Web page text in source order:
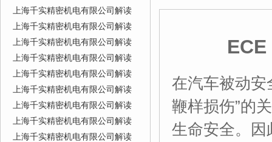
上海千实精密机电有限公司解读
上海千实精密机电有限公司解读
上海千实精密机电有限公司解读
上海千实精密机电有限公司解读
上海千实精密机电有限公司解读
上海千实精密机电有限公司解读
上海千实精密机电有限公司解读
上海千实精密机电有限公司解读
上海千实精密机电有限公司解读
在汽车被动安
鞭样损伤”的
生命安全。因